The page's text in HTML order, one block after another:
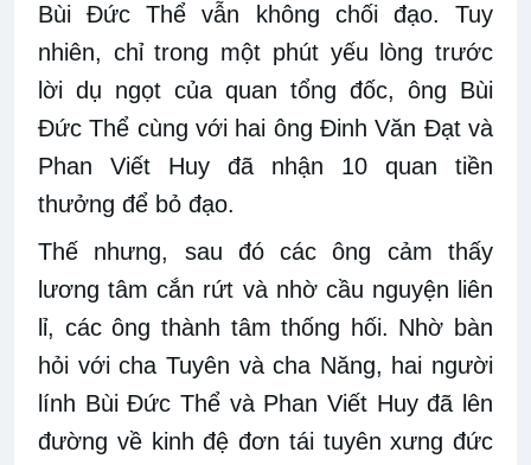
Bùi Đức Thể vẫn không chối đạo. Tuy
nhiên, chỉ trong một phút yếu lòng trước
lời dụ ngọt của quan tổng đốc, ông Bùi
Đức Thể cùng với hai ông Đinh Văn Đạt và
Phan Viết Huy đã nhận 10 quan tiền
thưởng để bỏ đạo.
Thế nhưng, sau đó các ông cảm thấy
lương tâm cắn rứt và nhờ cầu nguyện liên
lỉ, các ông thành tâm thống hối. Nhờ bàn
hỏi với cha Tuyên và cha Năng, hai người
lính Bùi Đức Thể và Phan Viết Huy đã lên
đường về kinh đệ đơn tái tuyên xưng đức